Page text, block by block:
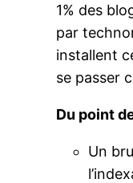
1% des
par
installent
se passer
Du point
Un